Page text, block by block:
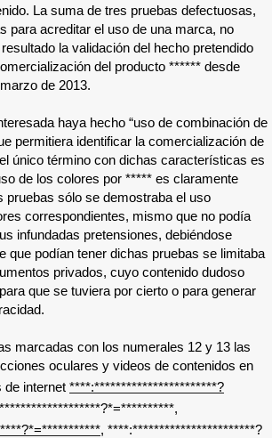
La suma de tres pruebas defectuosas,
para acreditar el uso de una marca, no
la validación del hecho pretendido
del producto ****** desde
de 2013.
haya hecho “uso de combinación de
permitiera identificar la comercialización de
único término con dichas características es
de los colores por ***** es claramente
pruebas sólo se demostraba el uso
correspondientes, mismo que no podía
infundadas pretensiones, debiéndose
que podían tener dichas pruebas se limitaba
privados, cuyo contenido dudoso
que se tuviera por cierto o para generar
marcadas con los numerales 12 y 13 las
oculares y videos de contenidos en
de internet ****:***********************?
,
, ****:***********************?